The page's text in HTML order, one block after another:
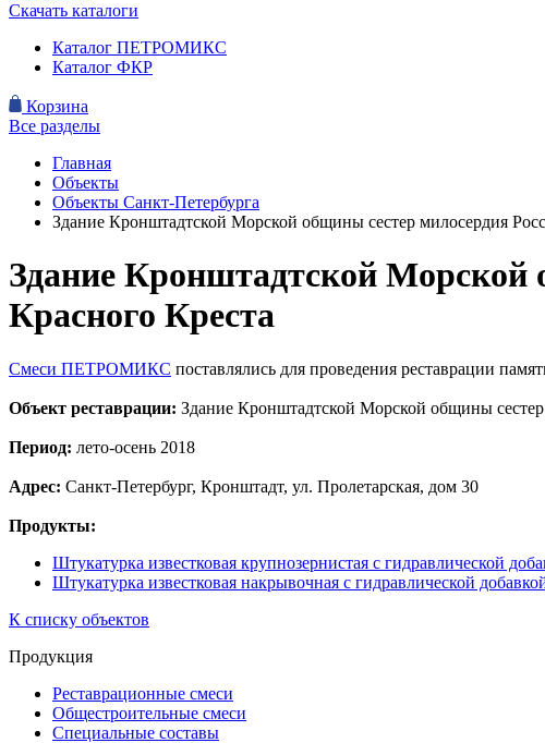
Скачать каталоги
Каталог ПЕТРОМИКС
Каталог ФКР
Корзина
Все разделы
Главная
Объекты
Объекты Санкт-Петербурга
Здание Кронштадтской Морской общины сестер милосердия
Здание Кронштадтской Морской
Красного Креста
Смеси ПЕТРОМИКС поставлялись для проведения реставрации
Объект реставрации: Здание Кронштадтской Морской общины
Период: лето-осень 2018
Адрес: Санкт-Петербург, Кронштадт, ул. Пролетарская, дом 30
Продукты:
Штукатурка известковая крупнозернистая с гидравлической
Штукатурка известковая накрывочная с гидравлической
К списку объектов
Продукция
Реставрационные смеси
Общестроительные смеси
Специальные составы